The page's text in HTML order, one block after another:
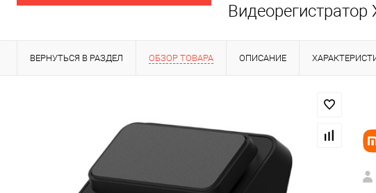
ВЕРНУТЬСЯ В РАЗДЕЛ ОБЗОР ТОВАРА ОПИСАНИЕ